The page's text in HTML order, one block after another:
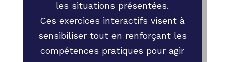
les situations présentées.
Ces exercices interactifs visent à
sensibiliser tout en renforçant les
compétences pratiques pour agir